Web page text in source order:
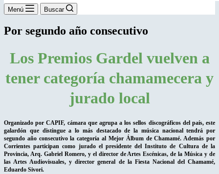
Menú Buscar
Por segundo año consecutivo
Los Premios Gardel vuelven a
tener categoría chamamecera y
jurado local
Organizado por CAPIF, cámara que agrupa a los sellos discográficos del país, este
galardón que distingue a lo más destacado de la música nacional tendrá por
segundo año consecutivo la categoría al Mejor Álbum de Chamamé. Además por
Corrientes participan como jurado el presidente del Instituto de Cultura de la
Provincia, Arq. Gabriel Romero, y el director de Artes Escénicas, de la Música y de
las Artes Audiovisuales, y director general de la Fiesta Nacional del Chamamé,
Eduardo Sivori.